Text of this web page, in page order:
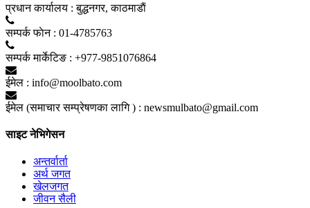
प्रधान कार्यालय : बुद्धनगर, काठमाडाैं
सम्पर्क फाेन : 01-4785763
सम्पर्क मार्केटिङ : +977-9851076864
ईमेल : info@moolbato.com
ईमेल (समाचार सम्प्रेषणका लागि ) : newsmulbato@gmail.com
साइट नेभिगेसन
अन्तर्वार्ता
अर्थ जगत
खेलजगत
जीवन सैली